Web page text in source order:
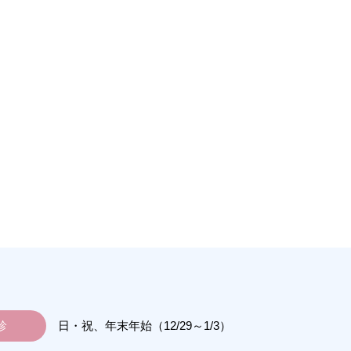
日・祝、年末年始（12/29～1/3）